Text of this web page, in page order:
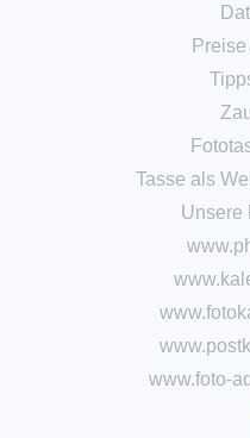
Tasse als
Unsere
www.foto-